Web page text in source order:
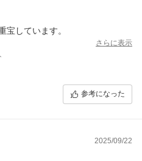
宝しています。
さらに表示
参考になった
2025/09/22